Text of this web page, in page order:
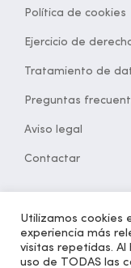
Política de cookies
Ejercicio de
Tratamiento de
Preguntas
Aviso legal
Contactar
© 2021
Utilizamos cookies
experiencia más
visitas repetidas. Al
uso de TODAS las